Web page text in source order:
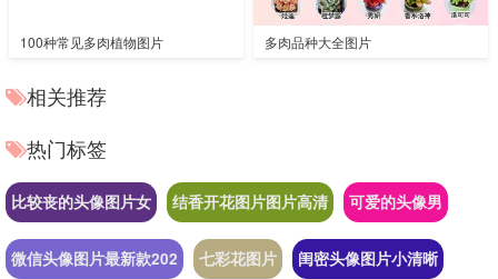
100种常见多肉植物图片 多肉品种大全图片
相关推荐
热门标签
比较丧的头像图片女 结香开花图片图片高清 可爱的头像男
微信头像图片最新款202 七彩花图片 闺密头像图片小清晰